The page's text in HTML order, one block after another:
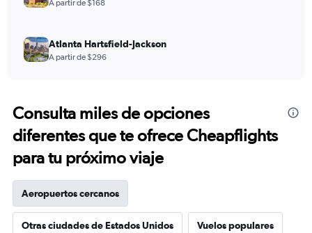
A partir de $168
Atlanta Hartsfield-Jackson
A partir de $296
Consulta miles de opciones
diferentes que te ofrece Cheapflights
para tu próximo viaje
Aeropuertos cercanos
Otras ciudades de Estados Unidos Vuelos populares